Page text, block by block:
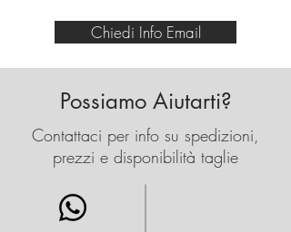
Chiedi Info Email
Possiamo Aiutarti?
Contattaci per info su spedizioni,
prezzi e disponibilità taglie